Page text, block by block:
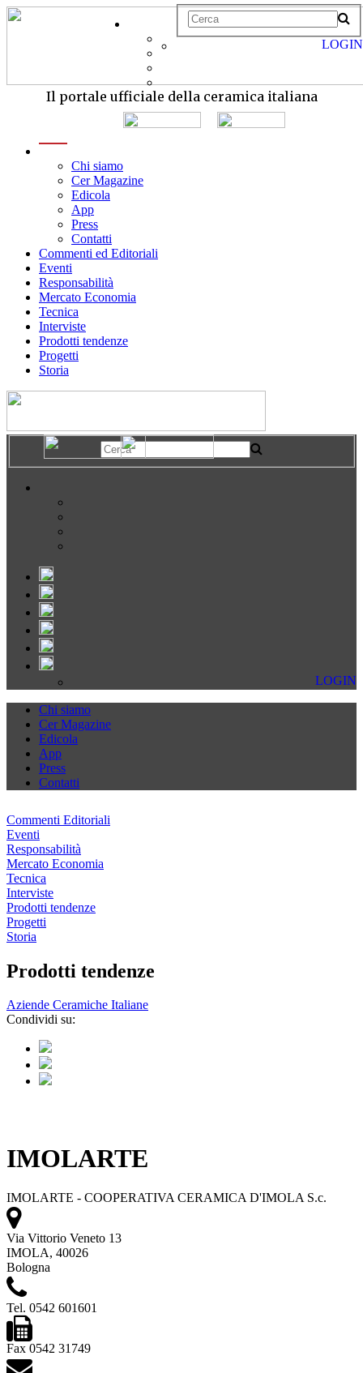
Il portale ufficiale della ceramica italiana
Chi siamo
Cer Magazine
Edicola
App
Press
Contatti
Commenti ed Editoriali
Eventi
Responsabilità
Mercato Economia
Tecnica
Interviste
Prodotti tendenze
Progetti
Storia
LOGIN
LOGIN
Chi siamo
Cer Magazine
Edicola
App
Press
Contatti
Commenti Editoriali
Eventi
Responsabilità
Mercato Economia
Tecnica
Interviste
Prodotti tendenze
Progetti
Storia
Prodotti tendenze
Aziende Ceramiche Italiane
Condividi su:
IMOLARTE
IMOLARTE - COOPERATIVA CERAMICA D'IMOLA S.c.
Via Vittorio Veneto 13
IMOLA, 40026
Bologna
Tel. 0542 601601
Fax 0542 31749